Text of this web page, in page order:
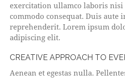
exercitation ullamco laboris
commodo consequat. Duis aute
reprehenderit. Lorem ipsum
adipiscing elit.
CREATIVE APPROACH TO
Aenean et egestas nulla.